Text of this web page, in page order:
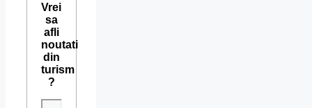
Vrei
sa
afli
noutati
din
turism
?